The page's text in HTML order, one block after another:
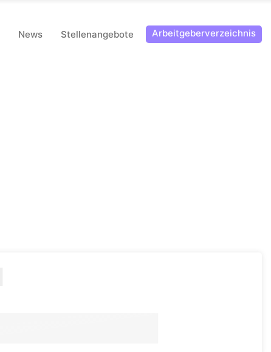
News Stellenangebote Arbeitgeberverzeichnis